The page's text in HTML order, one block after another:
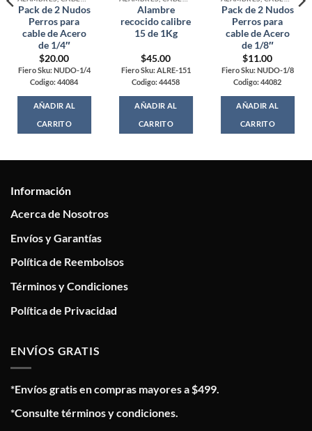
Pack de 2 Nudos
Perros para
cable de Acero
de 1/4″
$20.00
Fiero Sku: NUDO-1/4
Codigo: 44084
AÑADIR AL
CARRITO
Alambre
recocido calibre
15 de 1Kg
$45.00
Fiero Sku: ALRE-151
Codigo: 44458
AÑADIR AL
CARRITO
Pack de 2 Nudos
Perros para
cable de Acero
de 1/8″
$11.00
Fiero Sku: NUDO-1/8
Codigo: 44082
AÑADIR AL
CARRITO
Información
Acerca de Nosotros
Envíos y Garantías
Política de Reembolsos
Términos y Condiciones
Política de Privacidad
ENVÍOS GRATIS
*Envíos gratis en compras mayores a $499.
*Consulte términos y condiciones.